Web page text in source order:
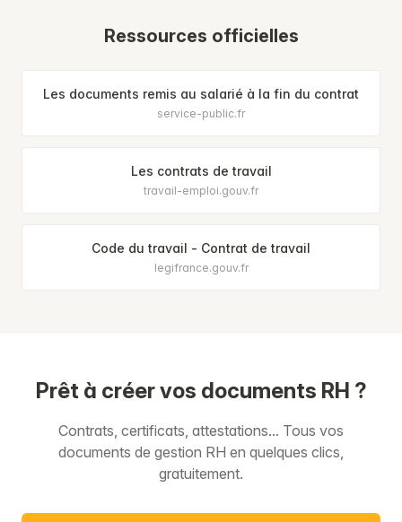
Ressources officielles
Les documents remis au salarié à la fin du contrat
service-public.fr
Les contrats de travail
travail-emploi.gouv.fr
Code du travail - Contrat de travail
legifrance.gouv.fr
Prêt à créer vos documents RH ?
Contrats, certificats, attestations... Tous vos
documents de gestion RH en quelques clics,
gratuitement.